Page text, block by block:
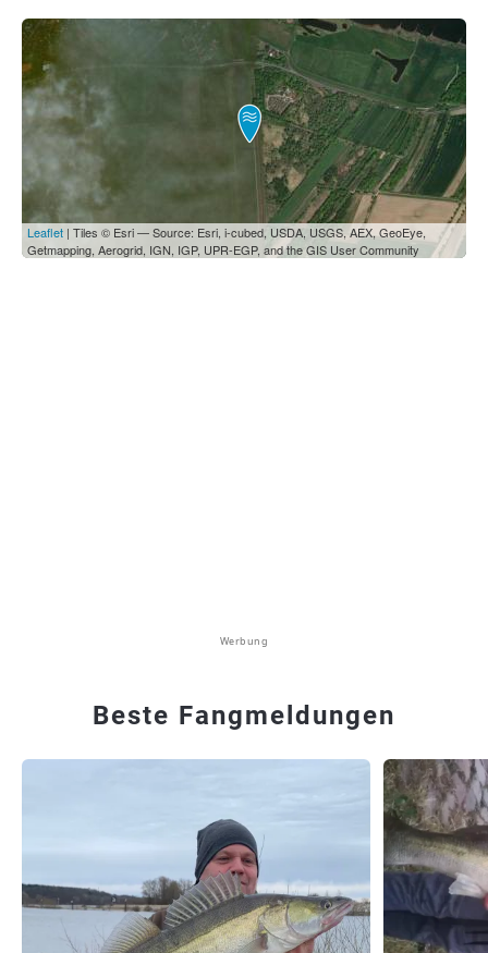
Leaflet | Tiles © Esri — Source: Esri, i-cubed, USDA, USGS, AEX, GeoEye,
Getmapping, Aerogrid, IGN, IGP, UPR-EGP, and the GIS User Community
Werbung
Beste Fangmeldungen